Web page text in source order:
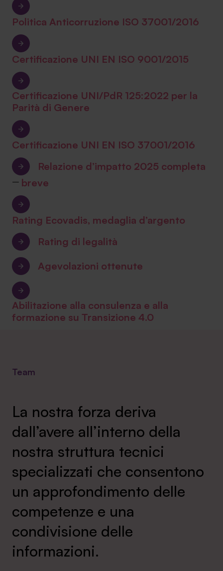
Politica Anticorruzione ISO 37001/2016
Certificazione UNI EN ISO 9001/2015
Certificazione UNI/PdR 125:2022 per la
Parità di Genere
Certificazione UNI EN ISO 37001/2016
Relazione d’impatto 2025 completa
– breve
Rating Ecovadis, medaglia d’argento
Rating di legalità
Agevolazioni ottenute
Abilitazione alla consulenza e alla
formazione su Transizione 4.0
Team
La nostra forza deriva
dall’avere all’interno della
nostra struttura tecnici
specializzati che consentono
un approfondimento delle
competenze e una
condivisione delle
informazioni.